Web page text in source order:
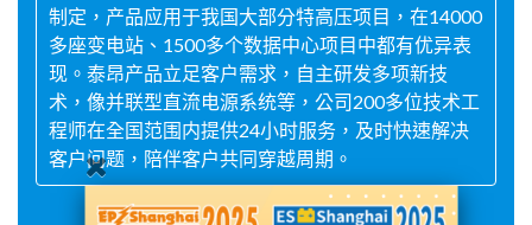
制定，产品应用于我国大部分特高压项目，在14000
多座变电站、1500多个数据中心项目中都有优异表
现。泰昂产品立足客户需求，自主研发多项新技
术，像并联型直流电源系统等，公司200多位技术工
程师在全国范围内提供24小时服务，及时快速解决
客户问题，陪伴客户共同穿越周期。